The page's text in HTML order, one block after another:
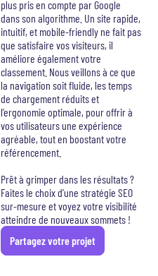
plus pris en compte par Google
dans son algorithme. Un site rapide,
intuitif, et mobile-friendly ne fait pas
que satisfaire vos visiteurs, il
améliore également votre
classement. Nous veillons à ce que
la navigation soit fluide, les temps
de chargement réduits et
l’ergonomie optimale, pour offrir à
vos utilisateurs une expérience
agréable, tout en boostant votre
référencement.
Prêt à grimper dans les résultats ?
Faites le choix d’une stratégie SEO
sur-mesure et voyez votre visibilité
atteindre de nouveaux sommets !
Partagez votre projet